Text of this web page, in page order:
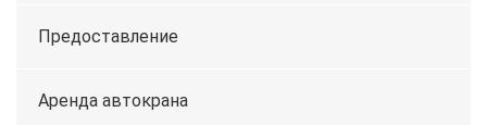
Предоставление
Аренда автокрана